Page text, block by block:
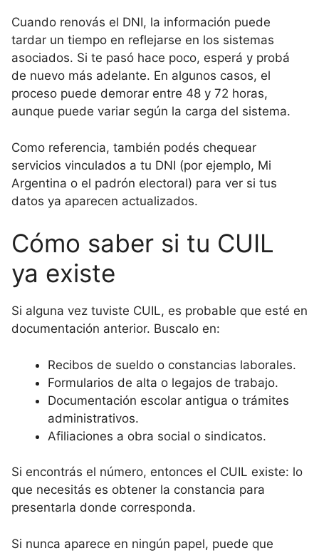
Cuando renovás el DNI, la información puede
tardar un tiempo en reflejarse en los sistemas
asociados. Si te pasó hace poco, esperá y probá
de nuevo más adelante. En algunos casos, el
proceso puede demorar entre 48 y 72 horas,
aunque puede variar según la carga del sistema.
Como referencia, también podés chequear
servicios vinculados a tu DNI (por ejemplo, Mi
Argentina o el padrón electoral) para ver si tus
datos ya aparecen actualizados.
Cómo saber si tu CUIL
ya existe
Si alguna vez tuviste CUIL, es probable que esté en
documentación anterior. Buscalo en:
Recibos de sueldo o constancias laborales.
Formularios de alta o legajos de trabajo.
Documentación escolar antigua o trámites
administrativos.
Afiliaciones a obra social o sindicatos.
Si encontrás el número, entonces el CUIL existe: lo
que necesitás es obtener la constancia para
presentarla donde corresponda.
Si nunca aparece en ningún papel, puede que